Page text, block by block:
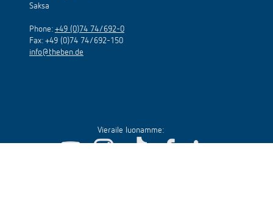
Saksa
Phone: +49 (0)74 74/692-0
Fax: +49 (0)74 74/692-150
info@theben.de
Vieraile luonamme: